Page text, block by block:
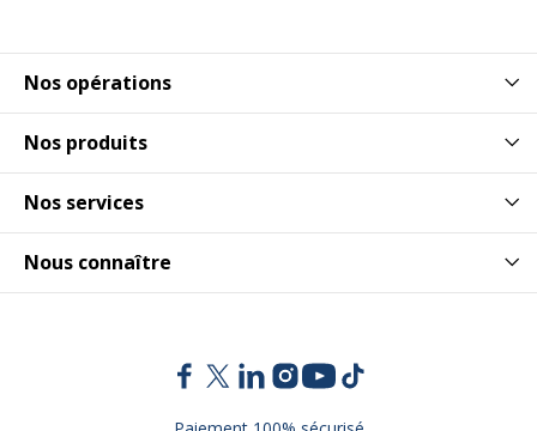
Nos opérations
Nos produits
Nos services
Nous connaître